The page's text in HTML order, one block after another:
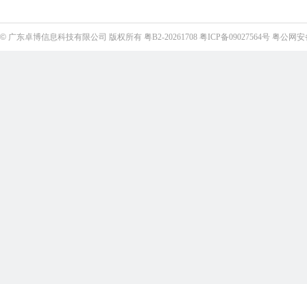
© 广东卓博信息科技有限公司 版权所有 粤B2-20261708 粤ICP备09027564号 粤公网安